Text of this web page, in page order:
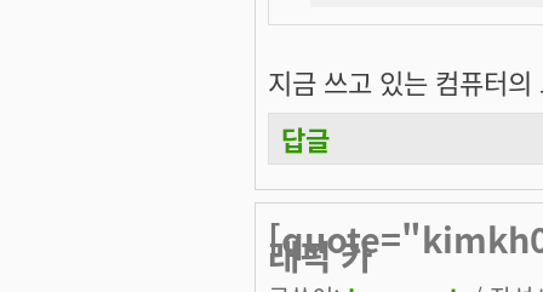
지금 쓰고 있는 컴퓨터
답글
래픽 카